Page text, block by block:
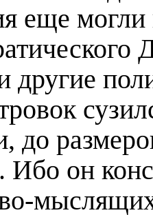
еще могли
до
Ибо он